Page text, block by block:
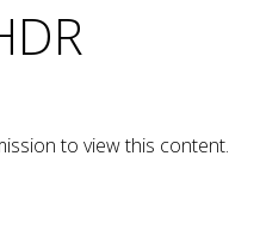
to view this content.